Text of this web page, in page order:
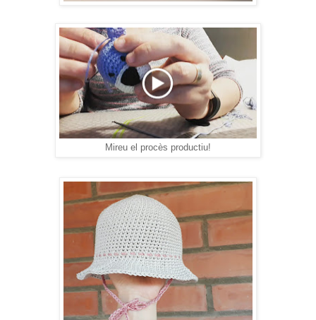
Mireu el procès productiu!